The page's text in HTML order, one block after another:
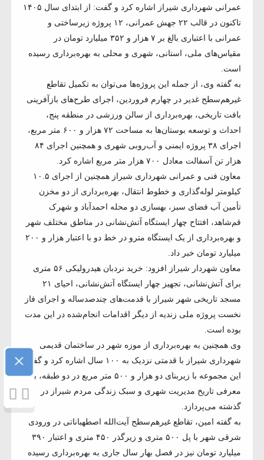
عمرانی شهرداری شیراز اشاره کرد و گفت: از ابتدای سال ۱۴۰۵
تاکنون در قالب ۲۲ جهش عمرانی، ۱۲ پروژه زیرساختی و
عمرانی با اعتباری بالغ بر ۷ هزار و ۳۵۲ میلیارد تومان در
مقیاس‌های ملی، استانی، شهری و محلی به بهره‌برداری رسیده
است.
به گفته وی، از جمله این پروژه‌ها می‌توان به تکمیل تقاطع
غیرهم‌سطح غدیر در چهارم فروردین، اجرای طرح‌های بازآفرینی
بافت تاریخی، بهره‌برداری از سالن ورزشی در منطقه پنج،
احداث و توسعه بوستان‌ها به مساحت ۷۲ هزار و ۶۰۰ متر مربع،
اجرای ۳۸ پروژه ایمنی و آب‌روبی شهری و همچنین اجرای ۸۴
هزار تن آسفالت معادل ۷۰۰ هزار متر مربع اشاره کرد.
معاون فنی و عمرانی شهرداری شیراز همچنین از اجرای ۱۰.۵
کیلومتر لوله‌گذاری و خطوط انتقال، بهره‌برداری از دو مخزن
تأمین آب فضای سبز، بهسازی دو محله احمدآباد و شهرک
قم‌شاهد، افتتاح چهار ایستگاه آتش‌نشانی در مناطق مختلف شهر
و بهره‌برداری از یک ایستگاه مترو در خط دو با اعتبار هزار و ۲۰۰
میلیارد تومان خبر داد.
معاون شهردار شیراز افزود: خرید نردبان هیدرولیکی ۵۶ متری
برای آتش‌نشانی، تجهیز چهار ایستگاه آتش‌نشانی، احیای ۲۱
مسجد تاریخی شهر شیراز با قدمت‌های چندصدساله و اجرای فاز
نخست پروژه ملی زندیه از دیگر اقدامات انجام‌شده در این مدت
بوده است.
وی همچنین به بهره‌برداری از موزه شهر در ساختمان قدیمی
شهرداری شیراز با قدمتی نزدیک به ۱۰۰ سال اشاره کرد و گفت:
این مجموعه با زیربنای دو هزار و ۵۰۰ متر مربع در دو طبقه، به
معرفی تاریخ مدیریت شهری و سبک زندگی مردم شیراز در
گذشته می‌پردازد.
به گفته امین، تقاطع غیرهم‌سطح آیت‌الله اصطهباناتی در ورودی
شرقی شهر با پل ۵۰۰ متری و زیرگذر ۴۵۰ متری و اعتبار ۳۹۰
میلیارد تومان نیز در فصل بهار سال جاری به بهره‌برداری رسیده
×